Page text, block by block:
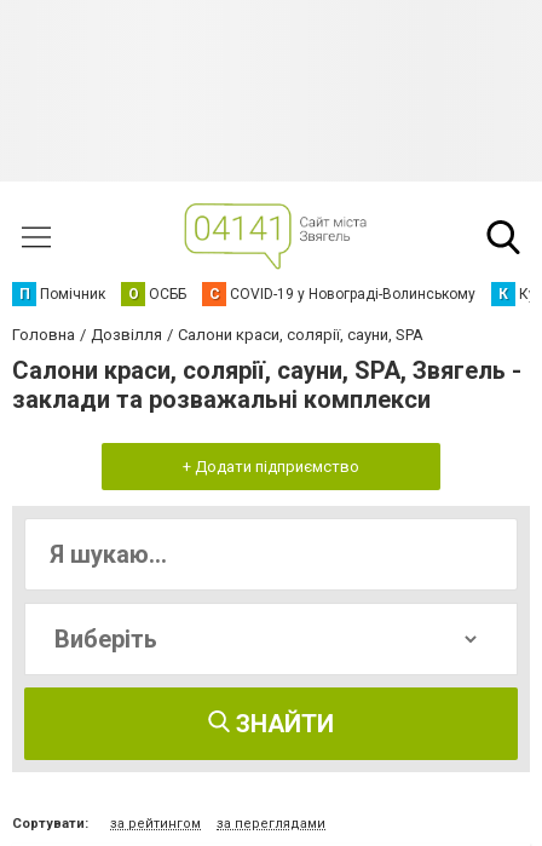
П Помічник О ОСББ C COVID-19 у Новограді-Волинському К
Головна Дозвілля Салони краси, солярії, сауни, SPA
Салони краси, солярії, сауни, SPA, Звягель -
заклади та розважальні комплекси
+ Додати підприємство
ЗНАЙТИ
Сортувати: за рейтингом за переглядами